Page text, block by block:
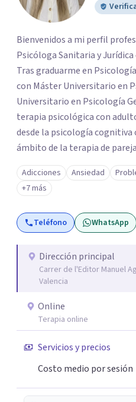
Bienvenidos a mi perfil
Psicóloga Sanitaria y Jurídica
Tras graduarme en
con Máster Universitario en
Universitario en Psicología
terapia psicológica con
desde la psicología
ámbito de la terapia de pareja y
psicóloga jurídico forense,
psicológicos en el ámbito de
Soy miembro del Listado
del Colegio Oficial de
Valencia (LOPF). Y realizo mi
Adicciones Ansiedad
+7 más
Teléfono WhatsApp
Dirección principal
Carrer de l'Editor Manuel
Valencia
Online
Terapia online
Servicios y precios
Costo medio por sesión